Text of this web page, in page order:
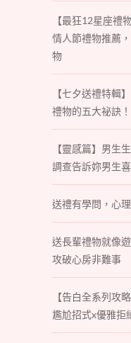
【最狂12星座禮
情人節禮物推薦
物
【七夕送禮特輯
禮物的五大祕訣！
【靈感篇】男生
調查告訴妳男生喜
送禮有學問，心
送長輩禮物就像
攻破心房非難事
【告白全系列攻
尷尬招式x優雅拒